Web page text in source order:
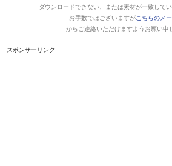
ダウンロードできない、または素材が一致して
お手数ではございますがこちらのメ
からご連絡いただけますようお願い申
スポンサーリンク